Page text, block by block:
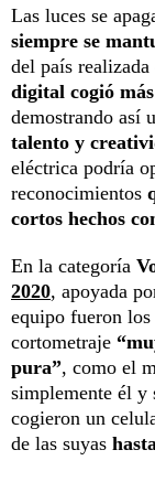
Las luces se
siempre se
del país
digital cogió
demostrando así
talento y
eléctrica podría
reconocimientos
cortos hechos
En la categoría
2020, apoyada
equipo fueron los
cortometraje
pura”, como el
simplemente él y
cogieron un
de las suyas